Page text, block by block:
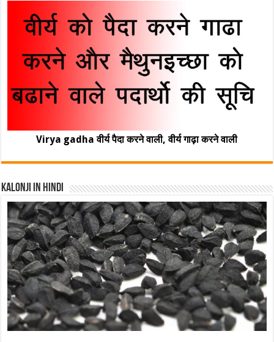
Virya gadha वीर्य पैदा करने वाली, वीर्य गाढ़ा करने वाली
Kalonji In Hindi